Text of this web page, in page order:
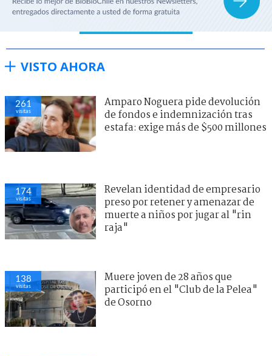
VISTO AHORA
261
visitas
Amparo Noguera pide devolución
de fondos e indemnización tras
estafa: exige más de $500 millones
174
visitas
Revelan identidad de empresario
preso por retener y amenazar de
muerte a niños por jugar al "rin
raja"
138
visitas
Muere joven de 28 años que
participó en el "Club de la Pelea"
de Osorno